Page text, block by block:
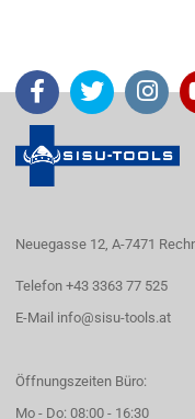
Neuegasse 12, A-7471
Telefon +43 3363 77 525
E-Mail info@sisu-tools.at
Öffnungszeiten Büro:
Mo - Do: 08:00 - 16:30